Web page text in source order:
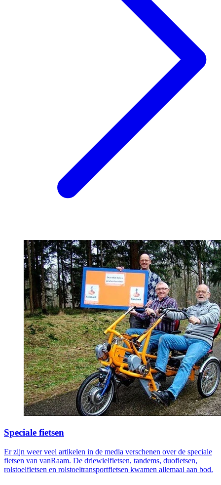
Speciale fietsen
Er zijn weer veel artikelen in de media verschenen over de speciale
fietsen van vanRaam. De driewielfietsen, tandems, duofietsen,
rolstoelfietsen en rolstoeltransportfietsen kwamen allemaal aan bod.